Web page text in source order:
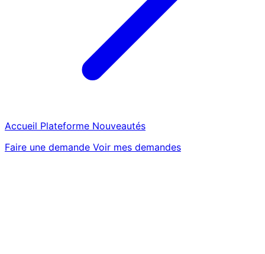
Accueil Plateforme Nouveautés
Faire une demande Voir mes demandes